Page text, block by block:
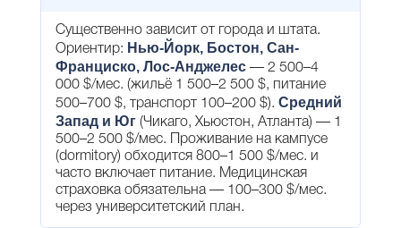
Существенно зависит от города и штата.
Ориентир: Нью-Йорк, Бостон, Сан-
Франциско, Лос-Анджелес — 2 500–4
000 $/мес. (жильё 1 500–2 500 $, питание
500–700 $, транспорт 100–200 $). Средний
Запад и Юг (Чикаго, Хьюстон, Атланта) — 1
500–2 500 $/мес. Проживание на кампусе
(dormitory) обходится 800–1 500 $/мес. и
часто включает питание. Медицинская
страховка обязательна — 100–300 $/мес.
через университетский план.